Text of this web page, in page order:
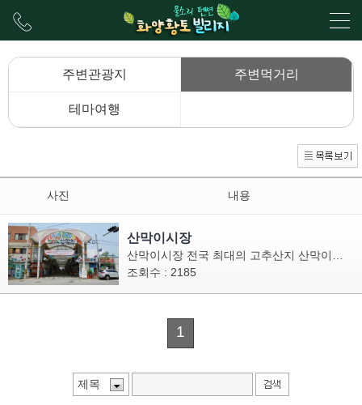
주변관광지 주변먹거리
테마여행
사진 내용
산막이시장
산막이시장 전국 최대의 고추산지 산막이시
장! 산막이 시장은 1970년도에 개설된 점포수
2013년 문화관광형 시장으로 선정됨에 따라
산막이 시장으로 개명했다. 시장은 소박하고
이 서는 날...
조회수 : 2185
1